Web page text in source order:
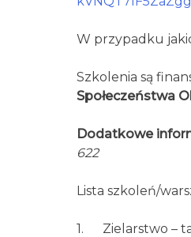
W przypadku
Szkolenia są
Społeczeństwa
Dodatkowe
622
Lista szkoleń/
1. Zielarstwo –